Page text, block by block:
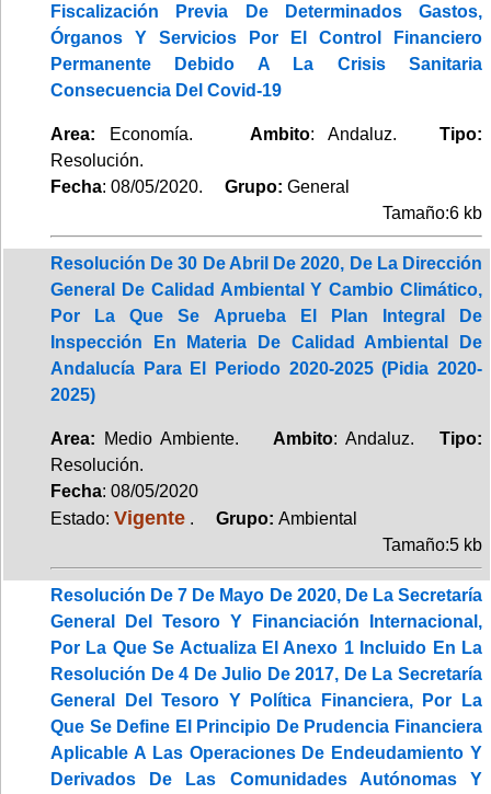
Fiscalización Previa De Determinados Gastos,
Órganos Y Servicios Por El Control Financiero
Permanente Debido A La Crisis Sanitaria
Consecuencia Del Covid-19
Area: Economía. Ambito: Andaluz. Tipo:
Resolución.
Fecha: 08/05/2020. Grupo: General
Tamaño:6 kb
Resolución De 30 De Abril De 2020, De La Dirección
General De Calidad Ambiental Y Cambio Climático,
Por La Que Se Aprueba El Plan Integral De
Inspección En Materia De Calidad Ambiental De
Andalucía Para El Periodo 2020-2025 (Pidia 2020-
2025)
Area: Medio Ambiente. Ambito: Andaluz.Tipo:
Resolución.
Fecha: 08/05/2020
Estado: Vigente . Grupo: Ambiental
Tamaño:5 kb
Resolución De 7 De Mayo De 2020, De La Secretaría
General Del Tesoro Y Financiación Internacional,
Por La Que Se Actualiza El Anexo 1 Incluido En La
Resolución De 4 De Julio De 2017, De La Secretaría
General Del Tesoro Y Política Financiera, Por La
Que Se Define El Principio De Prudencia Financiera
Aplicable A Las Operaciones De Endeudamiento Y
Derivados De Las Comunidades Autónomas Y